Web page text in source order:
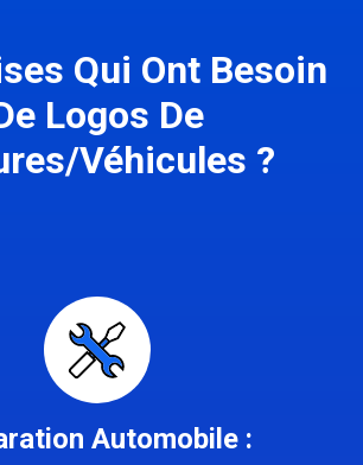
Qui Ont Besoin
Logos De
Véhicules ?
Automobile :